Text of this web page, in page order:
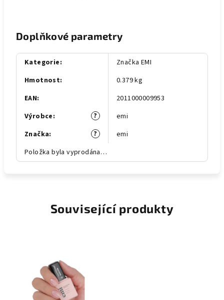
Doplňkové parametry
Kategorie:
Značka EMI
Hmotnost:
0.379 kg
EAN:
2011000009953
?
Výrobce:
emi
?
Značka:
emi
Položka byla vyprodána…
Související produkty